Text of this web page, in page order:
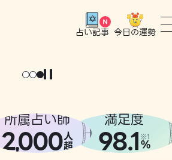
占い記事 今日の運勢
所属占い師
2,000人
超
満足度
98.1 ※1
%